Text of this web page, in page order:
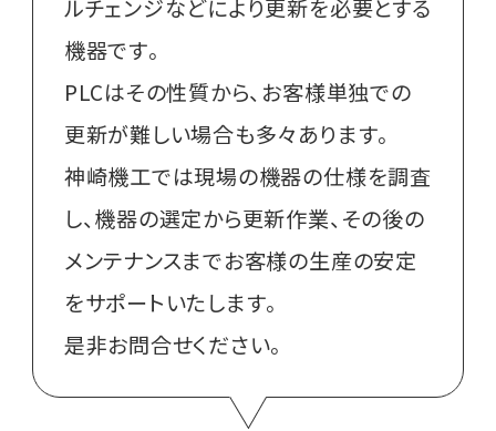
ルチェンジなどにより更新を必要とする
機器です。
PLCはその性質から、お客様単独での
更新が難しい場合も多々あります。
神崎機工では現場の機器の仕様を調査
し、機器の選定から更新作業、その後の
メンテナンスまでお客様の生産の安定
をサポートいたします。
是非お問合せください。